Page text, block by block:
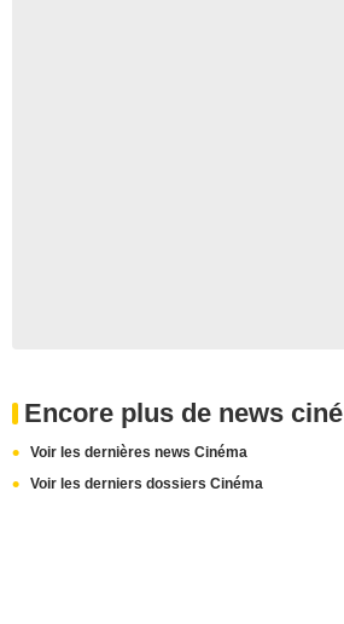
Encore plus de news ciné
Voir les dernières news Cinéma
Voir les derniers dossiers Cinéma